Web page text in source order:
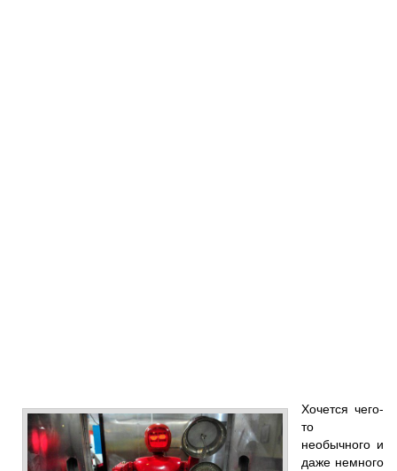
Хочется чего-
то
необычного и
даже немного